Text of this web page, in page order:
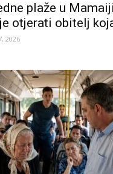
plaže u Mamaiji
otjerati obitelj
2026